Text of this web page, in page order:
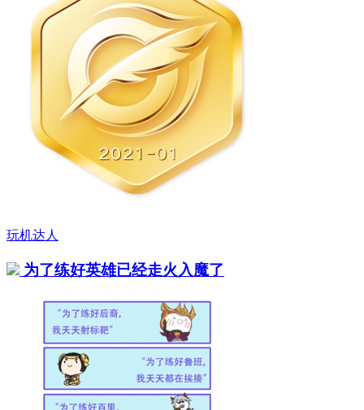
玩机达人
为了练好英雄已经走火入魔了